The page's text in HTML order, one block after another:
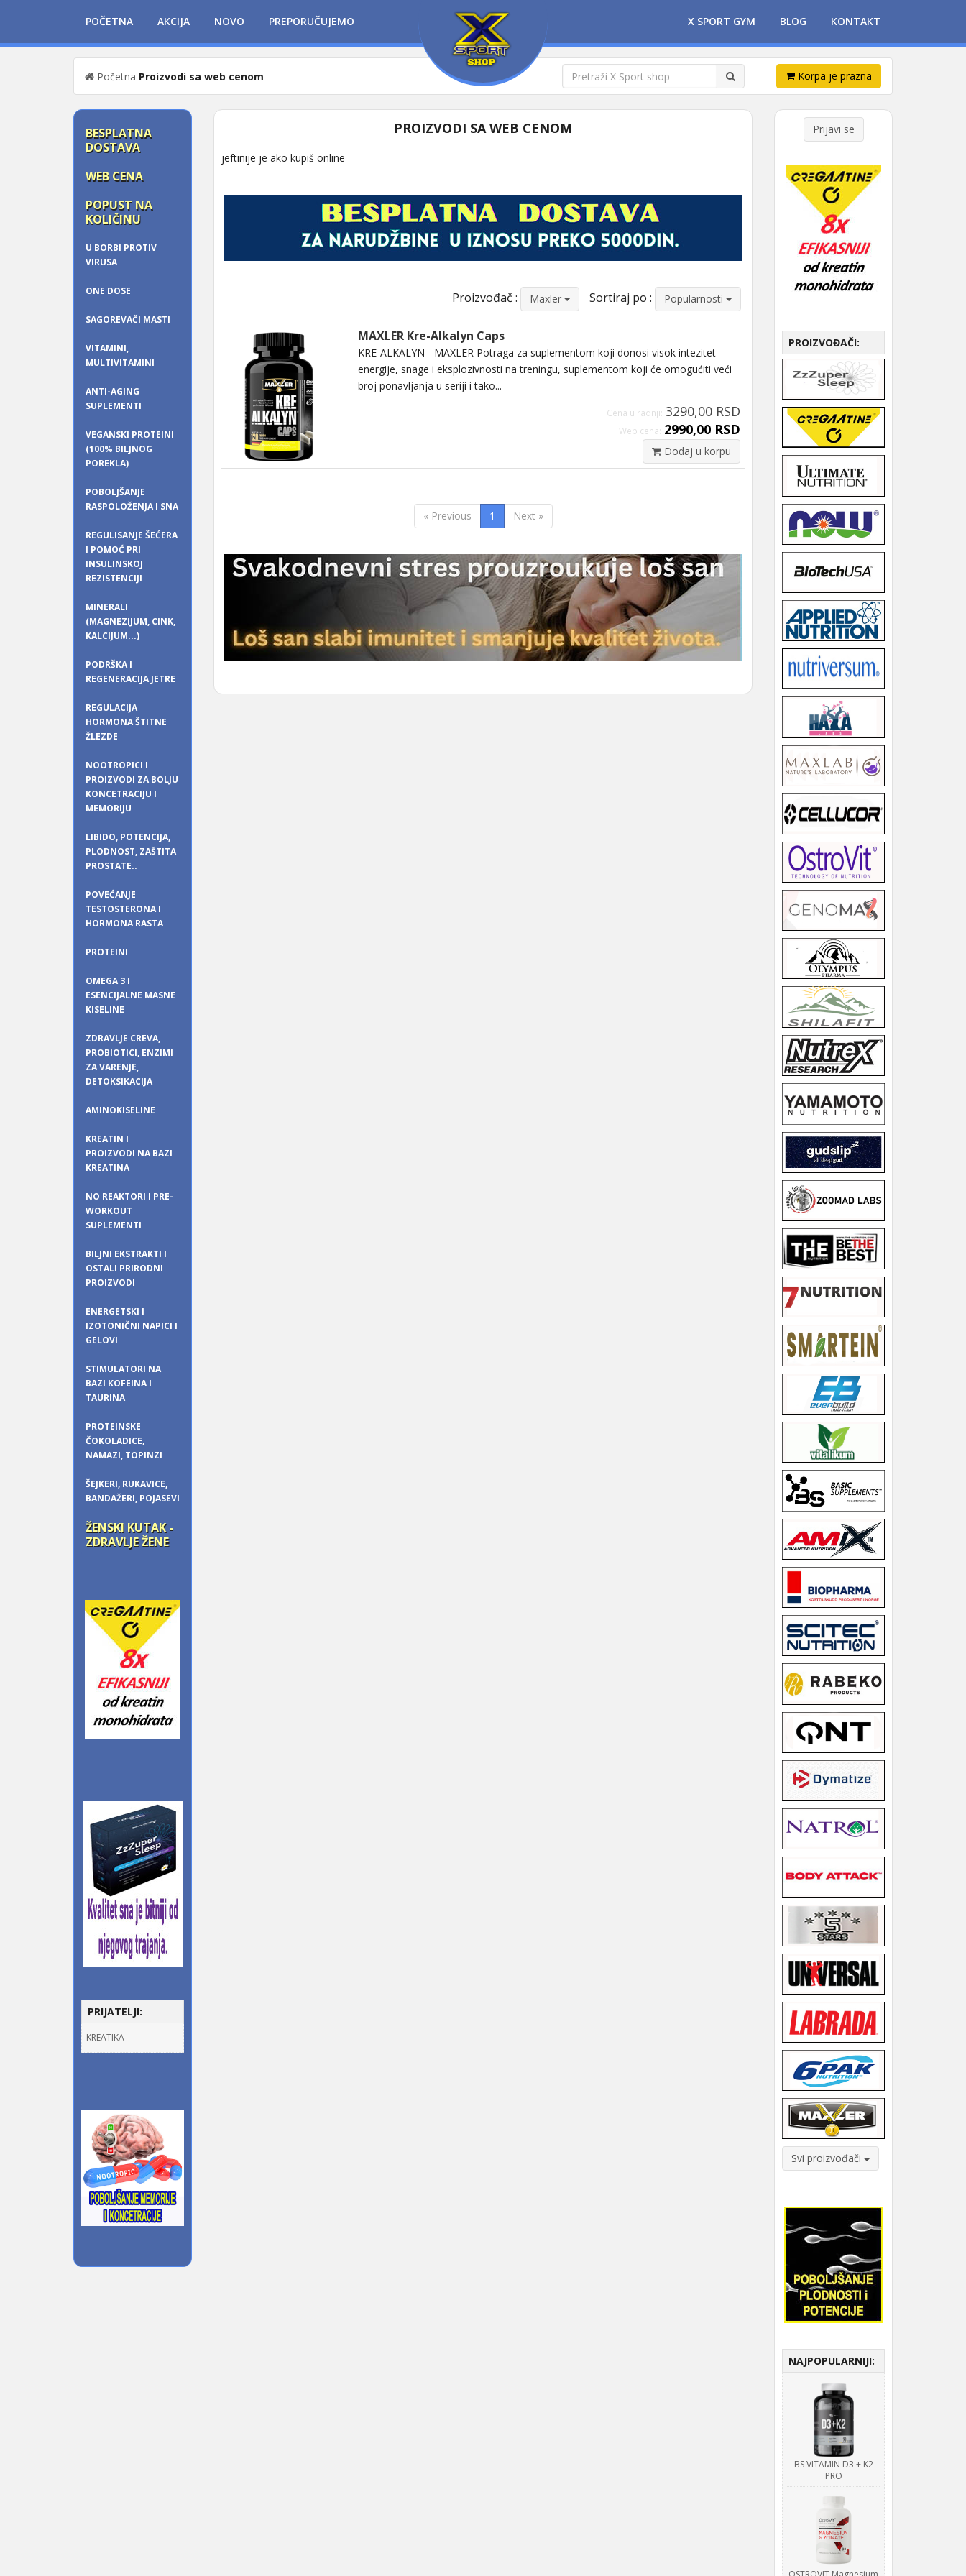
POČETNA AKCIJA NOVO PREPORUČUJEMO X SPORT GYM BLOG KONTAKT
Početna Proizvodi sa web cenom Korpa je prazna
BESPLATNA
DOSTAVA
WEB CENA
POPUST NA
KOLIČINU
U BORBI PROTIV
VIRUSA
ONE DOSE
SAGOREVAČI MASTI
VITAMINI,
MULTIVITAMINI
ANTI-AGING
SUPLEMENTI
VEGANSKI PROTEINI
(100% BILJNOG
POREKLA)
POBOLJŠANJE
RASPOLOŽENJA I SNA
REGULISANJE ŠEĆERA
I POMOĆ PRI
INSULINSKOJ
REZISTENCIJI
MINERALI
(MAGNEZIJUM, CINK,
KALCIJUM...)
PODRŠKA I
REGENERACIJA JETRE
REGULACIJA
HORMONA ŠTITNE
ŽLEZDE
NOOTROPICI I
PROIZVODI ZA BOLJU
KONCETRACIJU I
MEMORIJU
LIBIDO, POTENCIJA,
PLODNOST, ZAŠTITA
PROSTATE..
POVEĆANJE
TESTOSTERONA I
HORMONA RASTA
PROTEINI
OMEGA 3 I
ESENCIJALNE MASNE
KISELINE
ZDRAVLJE CREVA,
PROBIOTICI, ENZIMI
ZA VARENJE,
DETOKSIKACIJA
AMINOKISELINE
KREATIN I
PROIZVODI NA BAZI
KREATINA
NO REAKTORI I PRE-
WORKOUT
SUPLEMENTI
BILJNI EKSTRAKTI I
OSTALI PRIRODNI
PROIZVODI
ENERGETSKI I
IZOTONIČNI NAPICI I
GELOVI
STIMULATORI NA
BAZI KOFEINA I
TAURINA
PROTEINSKE
ČOKOLADICE,
NAMAZI, TOPINZI
ŠEJKERI, RUKAVICE,
BANDAŽERI, POJASEVI
ŽENSKI KUTAK -
ZDRAVLJE ŽENE
PRIJATELJI:
KREATIKA
PROIZVODI SA WEB CENOM
jeftinije je ako kupiš online
Proizvođač : Maxler Sortiraj po : Popularnosti
MAXLER Kre-Alkalyn Caps
KRE-ALKALYN - MAXLER Potraga za suplementom koji donosi visok intezitet
energije, snage i eksplozivnosti na treningu, suplementom koji će omogućiti veći
broj ponavljanja u seriji i tako...
Cena u radnji: 3290,00 RSD
Web cena: 2990,00 RSD
Dodaj u korpu
« Previous 1 Next »
Prijavi se
PROIZVOĐAČI:
Svi proizvođači
NAJPOPULARNIJI:
BS VITAMIN D3 + K2
PRO